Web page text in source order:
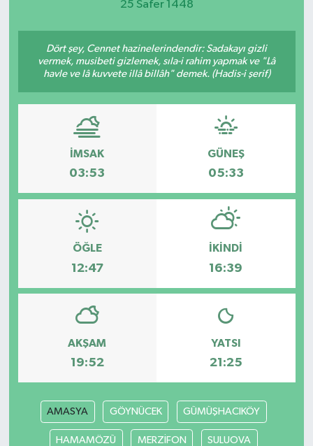
25 Safer 1448
Dört şey, Cennet hazinelerindendir: Sadakayı gizli
vermek, musibeti gizlemek, sıla-i rahim yapmak ve "Lâ
havle ve lâ kuvvete illâ billâh" demek. (Hadis-i şerif)
İMSAK
03:53
GÜNEŞ
05:33
ÖĞLE
12:47
İKINDI
16:39
AKŞAM
19:52
YATSI
21:25
AMASYA GÖYNÜCEK GÜMÜŞHACIKÖY
HAMAMÖZÜ MERZİFON SULUOVA
DÜZCE
EREĞLİ
GÖKÇEBEY
KARABÜK
KASTAMONU